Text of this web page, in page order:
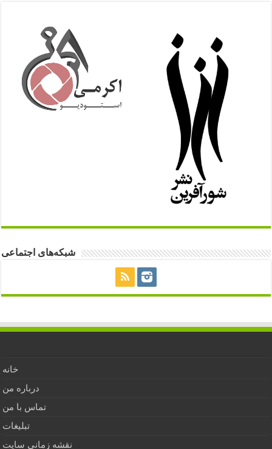
شبکه‌های اجتماعی
خانه
درباره من
تماس با من
تبلیغات
نقشه زمانی سایت